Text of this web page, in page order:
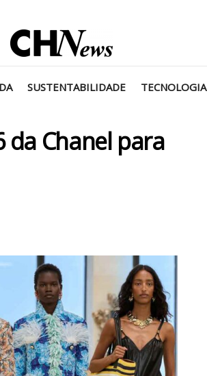
SUSTENTABILIDADE TECNOLOGIA
da Chanel para